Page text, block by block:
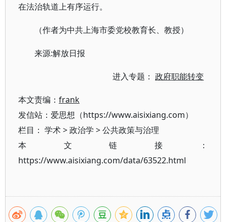
在法治轨道上有序运行。
（作者为中共上海市委党校教育长、教授）
来源:解放日报
进入专题：政府职能转变
本文责编： frank
发信站：爱思想（https://www.aisixiang.com）
栏目： 学术>政治学 >公共政策与治理
本文链接：
https://www.aisixiang.com/data/63522.html